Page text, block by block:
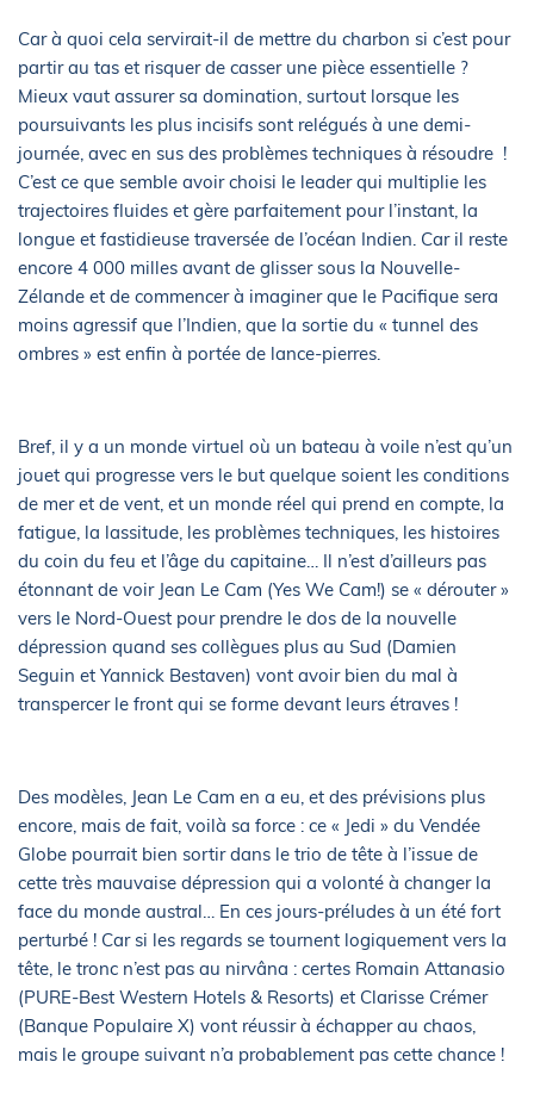
Car à quoi cela servirait-il de mettre du charbon si c’est pour
partir au tas et risquer de casser une pièce essentielle ?
Mieux vaut assurer sa domination, surtout lorsque les
poursuivants les plus incisifs sont relégués à une demi-
journée, avec en sus des problèmes techniques à résoudre !
C’est ce que semble avoir choisi le leader qui multiplie les
trajectoires fluides et gère parfaitement pour l’instant, la
longue et fastidieuse traversée de l’océan Indien. Car il reste
encore 4 000 milles avant de glisser sous la Nouvelle-
Zélande et de commencer à imaginer que le Pacifique sera
moins agressif que l’Indien, que la sortie du « tunnel des
ombres » est enfin à portée de lance-pierres.
Bref, il y a un monde virtuel où un bateau à voile n’est qu’un
jouet qui progresse vers le but quelque soient les conditions
de mer et de vent, et un monde réel qui prend en compte, la
fatigue, la lassitude, les problèmes techniques, les histoires
du coin du feu et l’âge du capitaine… Il n’est d’ailleurs pas
étonnant de voir Jean Le Cam (Yes We Cam!) se « dérouter »
vers le Nord-Ouest pour prendre le dos de la nouvelle
dépression quand ses collègues plus au Sud (Damien
Seguin et Yannick Bestaven) vont avoir bien du mal à
transpercer le front qui se forme devant leurs étraves !
Des modèles, Jean Le Cam en a eu, et des prévisions plus
encore, mais de fait, voilà sa force : ce « Jedi » du Vendée
Globe pourrait bien sortir dans le trio de tête à l’issue de
cette très mauvaise dépression qui a volonté à changer la
face du monde austral… En ces jours-préludes à un été fort
perturbé ! Car si les regards se tournent logiquement vers la
tête, le tronc n’est pas au nirvâna : certes Romain Attanasio
(PURE-Best Western Hotels & Resorts) et Clarisse Crémer
(Banque Populaire X) vont réussir à échapper au chaos,
mais le groupe suivant n’a probablement pas cette chance !